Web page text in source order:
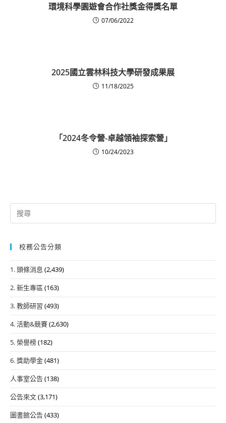
環境科學園遊會合作社獎金得獎名單
07/06/2022
2025國立雲林科技大學研發成果展
11/18/2025
「2024冬令營-卓越領袖探索營」
10/24/2023
Search
for:
校務公告分類
1. 頭條消息 (2,439)
2. 新生專區 (163)
3. 教師研習 (493)
4. 活動&競賽(2,630)
5. 榮譽榜(182)
6. 獎助學金(481)
人事室公告(138)
公告來文(3,171)
圖書館公告(433)